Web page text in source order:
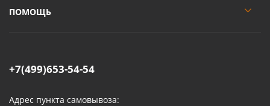
ПОМОЩЬ
+7(499)653-54-54
Адрес пункта самовывоза: